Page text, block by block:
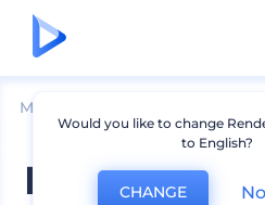
Mockups
Pacote de
Would you like to change
to English?
CHANGE